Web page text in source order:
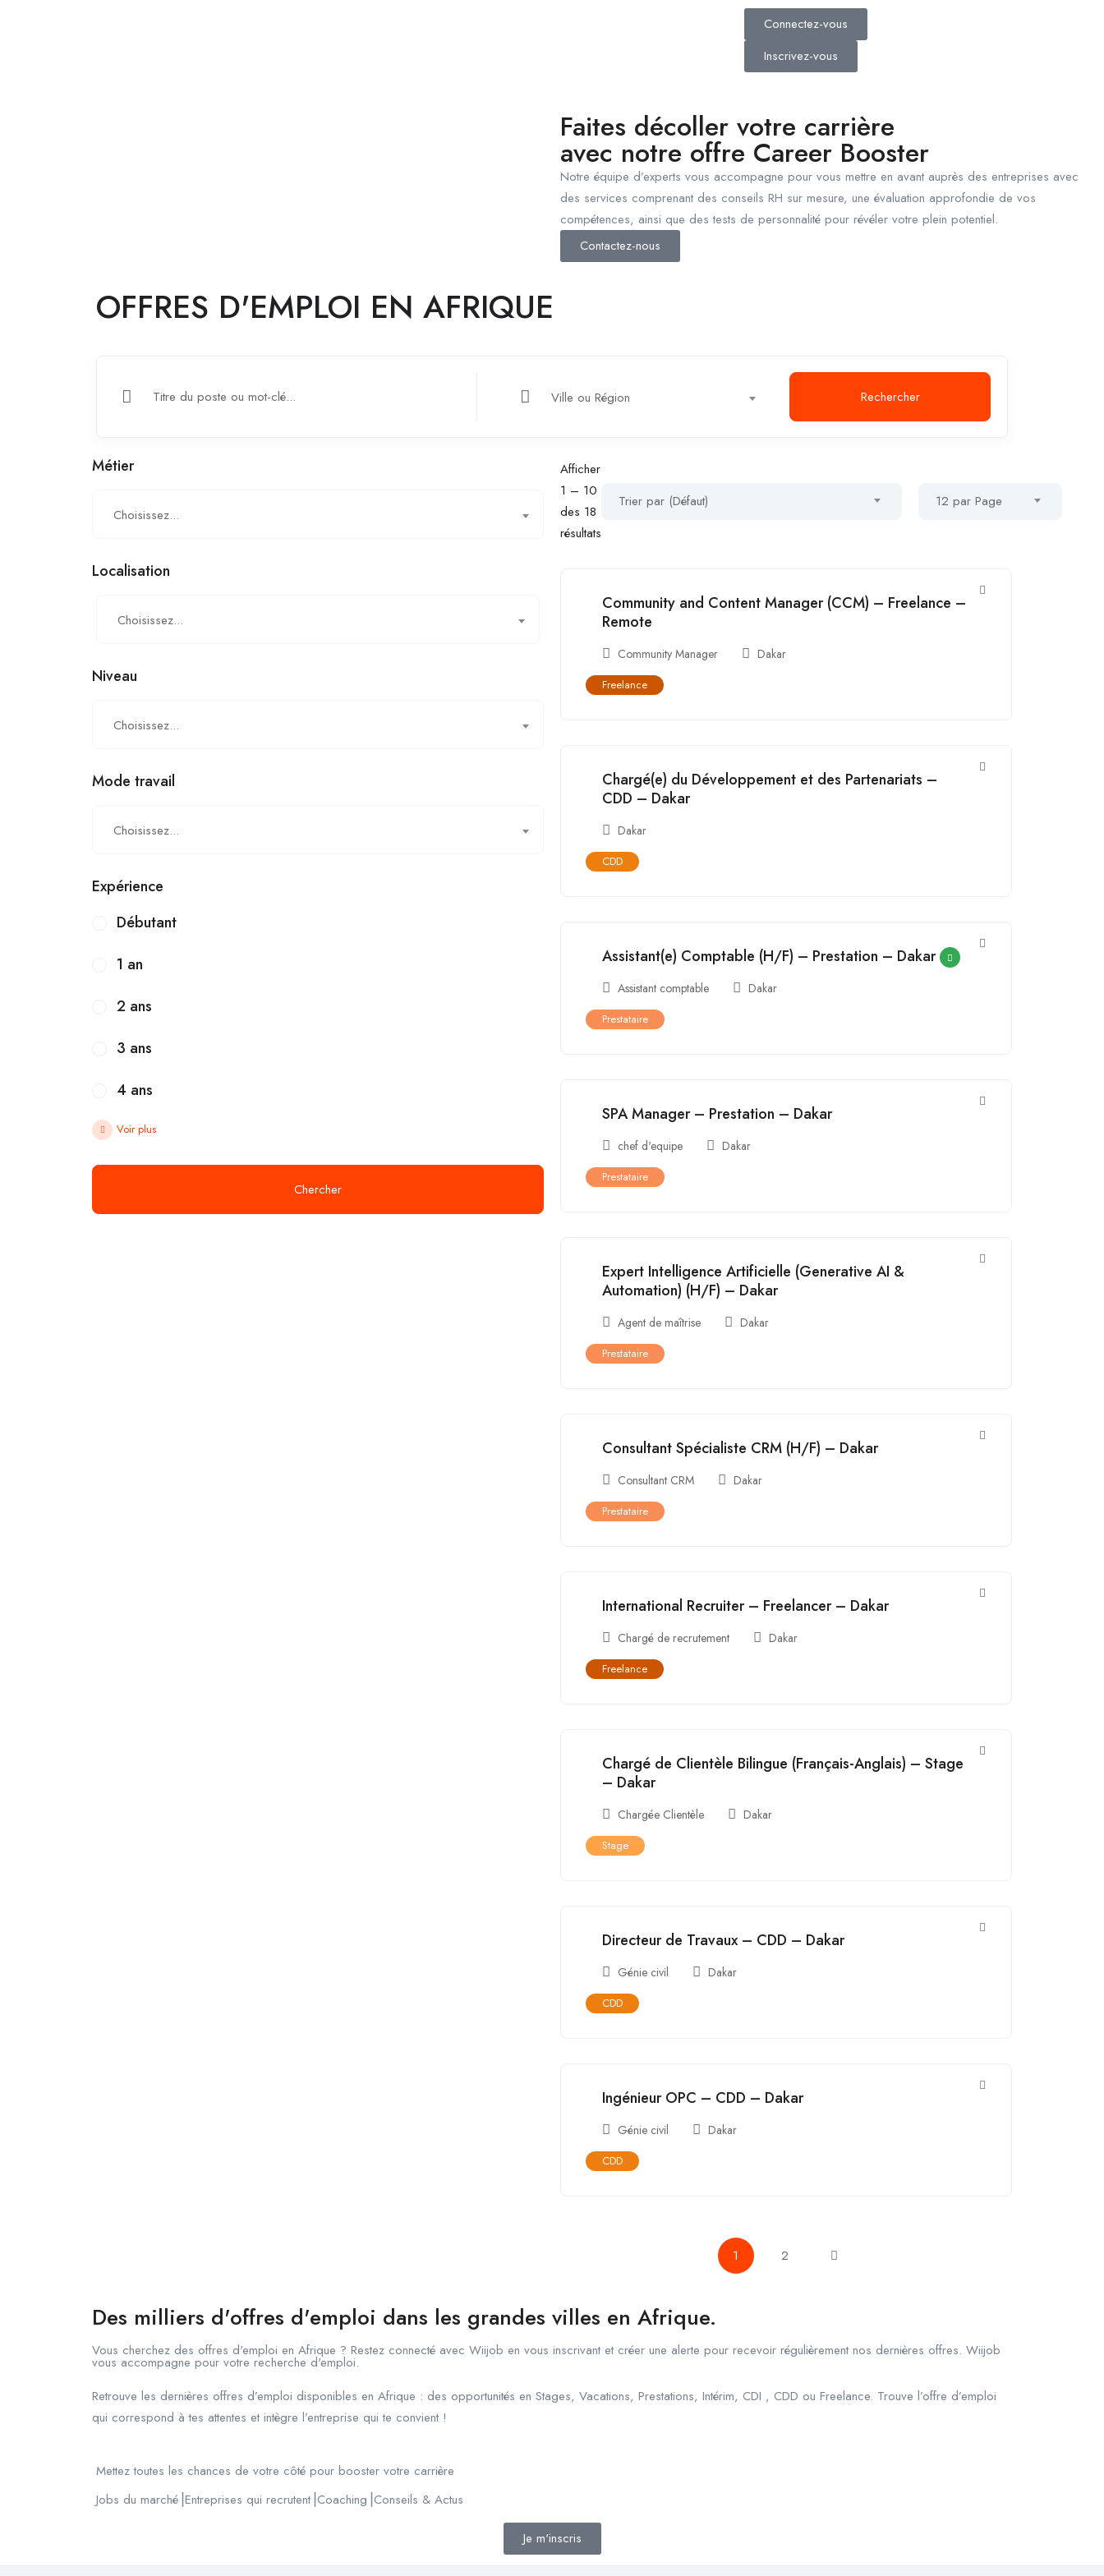
Connectez-vous
Inscrivez-vous
Faites décoller votre carrière
avec notre offre Career Booster
Notre équipe d’experts vous accompagne pour vous mettre en avant auprès des entreprises avec
des services comprenant des conseils RH sur mesure, une évaluation approfondie de vos
compétences, ainsi que des tests de personnalité pour révéler votre plein potentiel.
Contactez-nous
OFFRES D'EMPLOI EN AFRIQUE
Ville ou Région Rechercher
Métier
Choisissez...
Localisation
Choisissez...
Niveau
Choisissez...
Mode travail
Choisissez...
Expérience
Débutant
1 an
2 ans
3 ans
4 ans
Voir plus
Chercher
Afficher
1 – 10
des 18
résultats
Trier par (Défaut) 12 par Page
Community and Content Manager (CCM) – Freelance –
Remote
Community Manager Dakar
Freelance
Chargé(e) du Développement et des Partenariats –
CDD – Dakar
Dakar
CDD
Assistant(e) Comptable (H/F) – Prestation – Dakar
Assistant comptable Dakar
Prestataire
SPA Manager – Prestation – Dakar
chef d'equipe Dakar
Prestataire
Expert Intelligence Artificielle (Generative AI &
Automation) (H/F) – Dakar
Agent de maîtrise Dakar
Prestataire
Consultant Spécialiste CRM (H/F) – Dakar
Consultant CRM Dakar
Prestataire
International Recruiter – Freelancer – Dakar
Chargé de recrutement Dakar
Freelance
Chargé de Clientèle Bilingue (Français-Anglais) – Stage
– Dakar
Chargée Clientèle Dakar
Stage
Directeur de Travaux – CDD – Dakar
Génie civil Dakar
CDD
Ingénieur OPC – CDD – Dakar
Génie civil Dakar
CDD
1 2
Des milliers d'offres d'emploi dans les grandes villes en Afrique.
Vous cherchez des offres d'emploi en Afrique ? Restez connecté avec Wiijob en vous inscrivant et créer une alerte pour recevoir régulièrement nos dernières offres. Wiijob
vous accompagne pour votre recherche d'emploi.
Retrouve les dernières offres d’emploi disponibles en Afrique : des opportunités en Stages, Vacations, Prestations, Intérim, CDI , CDD ou Freelance. Trouve l’offre d’emploi
qui correspond à tes attentes et intègre l’entreprise qui te convient !
Mettez toutes les chances de votre côté pour booster votre carrière
Jobs du marché⎟Entreprises qui recrutent⎟Coaching⎟Conseils & Actus
Je m'inscris